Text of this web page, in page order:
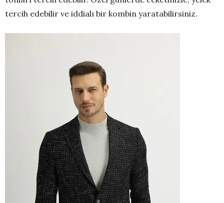
tercih edebilir ve iddialı bir kombin yaratabilirsiniz.